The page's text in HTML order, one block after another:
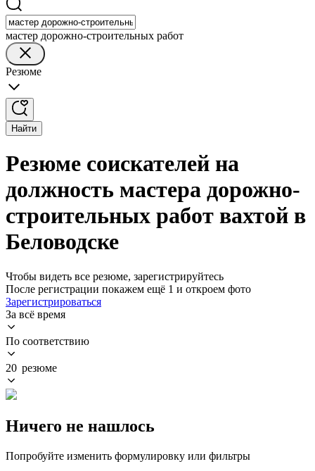
мастер дорожно-строительных работ
Резюме
Найти
Резюме соискателей на
должность мастера дорожно-
строительных работ вахтой в
Беловодске
Чтобы видеть все резюме, зарегистрируйтесь
После регистрации покажем ещё 1 и откроем фото
Зарегистрироваться
За всё время
По соответствию
20 резюме
Ничего не нашлось
Попробуйте изменить формулировку или фильтры